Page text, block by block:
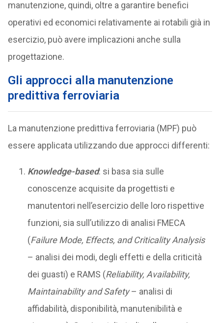
manutenzione, quindi, oltre a garantire benefici
operativi ed economici relativamente ai rotabili già in
esercizio, può avere implicazioni anche sulla
progettazione.
Gli approcci alla manutenzione
predittiva ferroviaria
La manutenzione predittiva ferroviaria (MPF) può
essere applicata utilizzando due approcci differenti:
Knowledge-based: si basa sia sulle
conoscenze acquisite da progettisti e
manutentori nell’esercizio delle loro rispettive
funzioni, sia sull’utilizzo di analisi FMECA
(Failure Mode, Effects, and Criticality Analysis
– analisi dei modi, degli effetti e della criticità
dei guasti) e RAMS (Reliability, Availability,
Maintainability and Safety– analisi di
affidabilità, disponibilità, manutenibilità e